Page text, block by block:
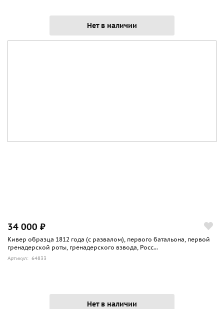
Нет в наличии
34 000 ₽
Кивер образца 1812 года (с развалом), первого батальона, первой
гренадерской роты, гренадерского взвода, Росс...
Артикул: 64833
Нет в наличии